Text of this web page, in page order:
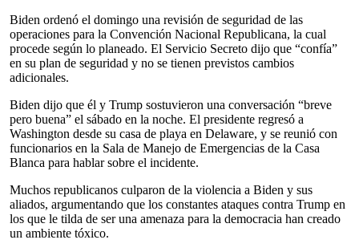
Biden ordenó el domingo una revisión de seguridad de las
operaciones para la Convención Nacional Republicana, la cual
procede según lo planeado. El Servicio Secreto dijo que “confía”
en su plan de seguridad y no se tienen previstos cambios
adicionales.
Biden dijo que él y Trump sostuvieron una conversación “breve
pero buena” el sábado en la noche. El presidente regresó a
Washington desde su casa de playa en Delaware, y se reunió con
funcionarios en la Sala de Manejo de Emergencias de la Casa
Blanca para hablar sobre el incidente.
Muchos republicanos culparon de la violencia a Biden y sus
aliados, argumentando que los constantes ataques contra Trump en
los que le tilda de ser una amenaza para la democracia han creado
un ambiente tóxico.